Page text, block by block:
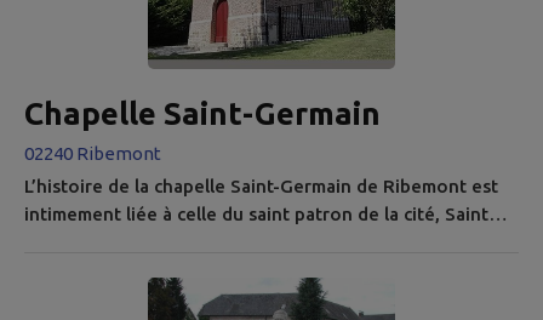
Chapelle Saint-Germain
02240 Ribemont
L’histoire de la chapelle Saint-Germain de Ribemont est
intimement liée à celle du saint patron de la cité, Saint
écossais endossa le sacerdoce et partit évangéliser les